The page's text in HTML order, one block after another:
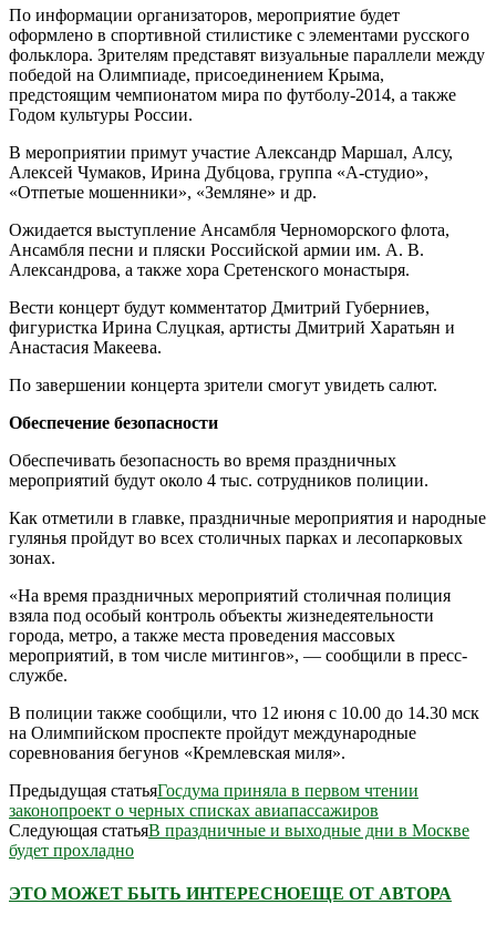
По информации организаторов, мероприятие будет
оформлено в спортивной стилистике с элементами русского
фольклора. Зрителям представят визуальные параллели между
победой на Олимпиаде, присоединением Крыма,
предстоящим чемпионатом мира по футболу-2014, а также
Годом культуры России.
В мероприятии примут участие Александр Маршал, Алсу,
Алексей Чумаков, Ирина Дубцова, группа «А-студио»,
«Отпетые мошенники», «Земляне» и др.
Ожидается выступление Ансамбля Черноморского флота,
Ансамбля песни и пляски Российской армии им. А. В.
Александрова, а также хора Сретенского монастыря.
Вести концерт будут комментатор Дмитрий Губерниев,
фигуристка Ирина Слуцкая, артисты Дмитрий Харатьян и
Анастасия Макеева.
По завершении концерта зрители смогут увидеть салют.
Обеспечение безопасности
Обеспечивать безопасность во время праздничных
мероприятий будут около 4 тыс. сотрудников полиции.
Как отметили в главке, праздничные мероприятия и народные
гулянья пройдут во всех столичных парках и лесопарковых
зонах.
«На время праздничных мероприятий столичная полиция
взяла под особый контроль объекты жизнедеятельности
города, метро, а также места проведения массовых
мероприятий, в том числе митингов», — сообщили в пресс-
службе.
В полиции также сообщили, что 12 июня с 10.00 до 14.30 мск
на Олимпийском проспекте пройдут международные
соревнования бегунов «Кремлевская миля».
Предыдущая статьяГосдума приняла в первом чтении
законопроект о черных списках авиапассажиров
Следующая статьяВ праздничные и выходные дни в Москве
будет прохладно
ЭТО МОЖЕТ БЫТЬ ИНТЕРЕСНОЕЩЕ ОТ АВТОРА